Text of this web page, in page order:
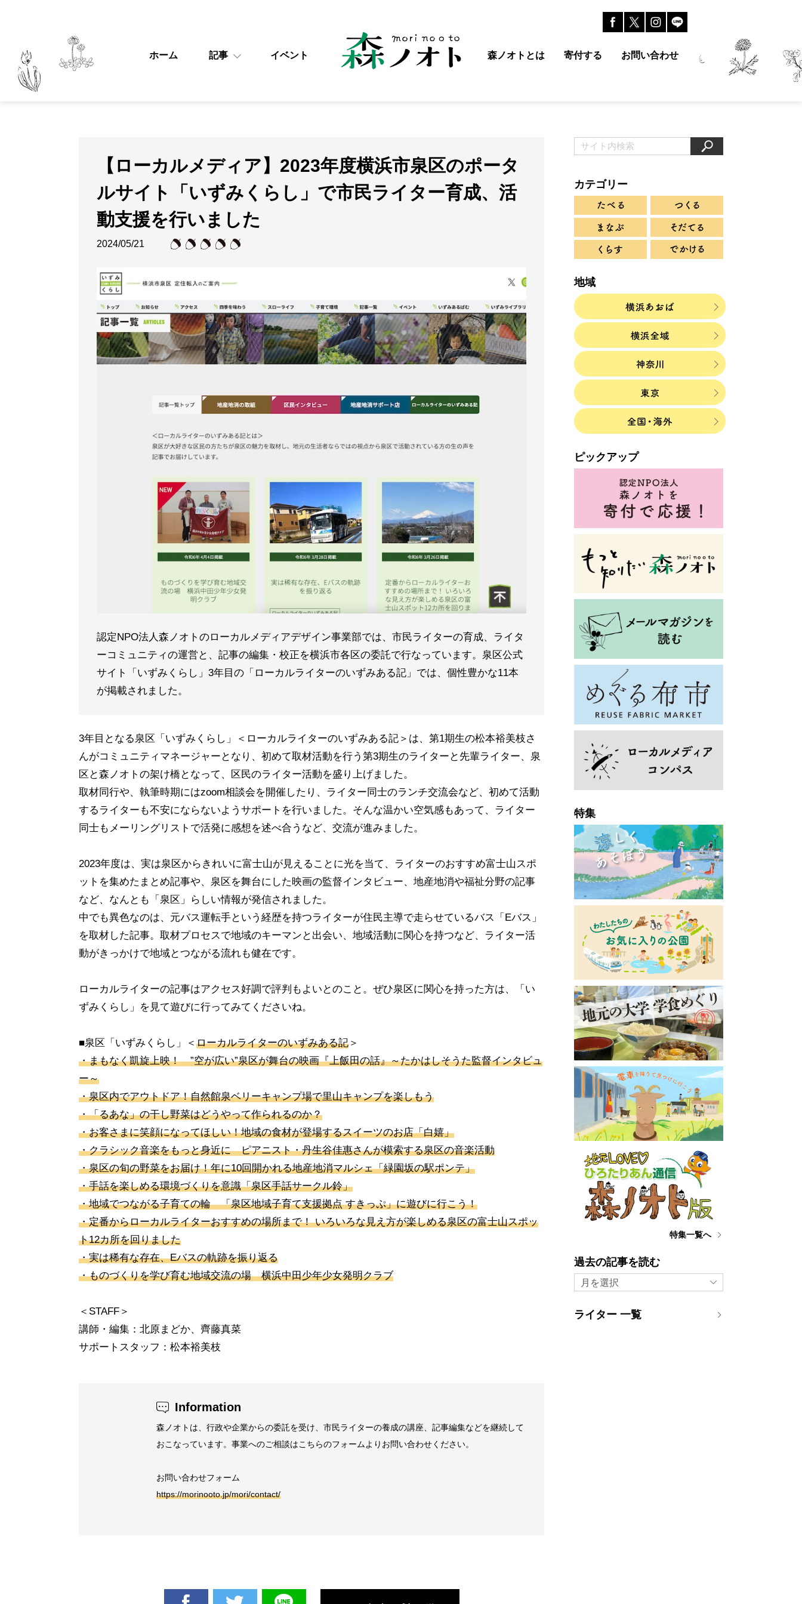
ホーム 記事 イベント 森ノオトとは 寄付する お問い合わせ
【ローカルメディア】2023年度横浜市泉区のポータ
ルサイト「いずみくらし」で市民ライター育成、活
動支援を行いました
2024/05/21
認定NPO法人森ノオトのローカルメディアデザイン事業部では、市民ライターの育成、ライタ
ーコミュニティの運営と、記事の編集・校正を横浜市各区の委託で行なっています。泉区公式
サイト「いずみくらし」3年目の「ローカルライターのいずみある記」では、個性豊かな11本
が掲載されました。
3年目となる泉区「いずみくらし」＜ローカルライターのいずみある記＞は、第1期生の松本裕美枝さ
んがコミュニティマネージャーとなり、初めて取材活動を行う第3期生のライターと先輩ライター、泉
区と森ノオトの架け橋となって、区民のライター活動を盛り上げました。
取材同行や、執筆時期にはzoom相談会を開催したり、ライター同士のランチ交流会など、初めて活動
するライターも不安にならないようサポートを行いました。そんな温かい空気感もあって、ライター
同士もメーリングリストで活発に感想を述べ合うなど、交流が進みました。
2023年度は、実は泉区からきれいに富士山が見えることに光を当て、ライターのおすすめ富士山スポ
ットを集めたまとめ記事や、泉区を舞台にした映画の監督インタビュー、地産地消や福祉分野の記事
など、なんとも「泉区」らしい情報が発信されました。
中でも異色なのは、元バス運転手という経歴を持つライターが住民主導で走らせているバス「Eバス」
を取材した記事。取材プロセスで地域のキーマンと出会い、地域活動に関心を持つなど、ライター活
動がきっかけで地域とつながる流れも健在です。
ローカルライターの記事はアクセス好調で評判もよいとのこと。ぜひ泉区に関心を持った方は、「い
ずみくらし」を見て遊びに行ってみてくださいね。
■泉区「いずみくらし」＜ ローカルライターのいずみある記 ＞
・まもなく凱旋上映！ ”空が広い”泉区が舞台の映画『上飯田の話』～たかはしそうた監督インタビュ
ー～
・泉区内でアウトドア！自然館泉ベリーキャンプ場で里山キャンプを楽しもう
・「るあな」の干し野菜はどうやって作られるのか？
・お客さまに笑顔になってほしい！地域の食材が登場するスイーツのお店「白嬉」
・クラシック音楽をもっと身近に ピアニスト・丹生谷佳惠さんが模索する泉区の音楽活動
・泉区の旬の野菜をお届け！年に10回開かれる地産地消マルシェ「緑園坂の駅ポンテ」
・手話を楽しめる環境づくりを意識「泉区手話サークル鈴」
・地域でつながる子育ての輪 「泉区地域子育て支援拠点 すきっぷ」に遊びに行こう！
・定番からローカルライターおすすめの場所まで！ いろいろな見え方が楽しめる泉区の富士山スポッ
ト12カ所を回りました
・実は稀有な存在、Eバスの軌跡を振り返る
・ものづくりを学び育む地域交流の場 横浜中田少年少女発明クラブ
＜STAFF＞
講師・編集：北原まどか、齊藤真菜
サポートスタッフ：松本裕美枝
Information
森ノオトは、行政や企業からの委託を受け、市民ライターの養成の講座、記事編集などを継続して
おこなっています。事業へのご相談はこちらのフォームよりお問い合わせください。
お問い合わせフォーム
https://morinooto.jp/mori/contact/
カテゴリー
地域
ピックアップ
特集
特集一覧へ
過去の記事を読む
月を選択
ライター 一覧